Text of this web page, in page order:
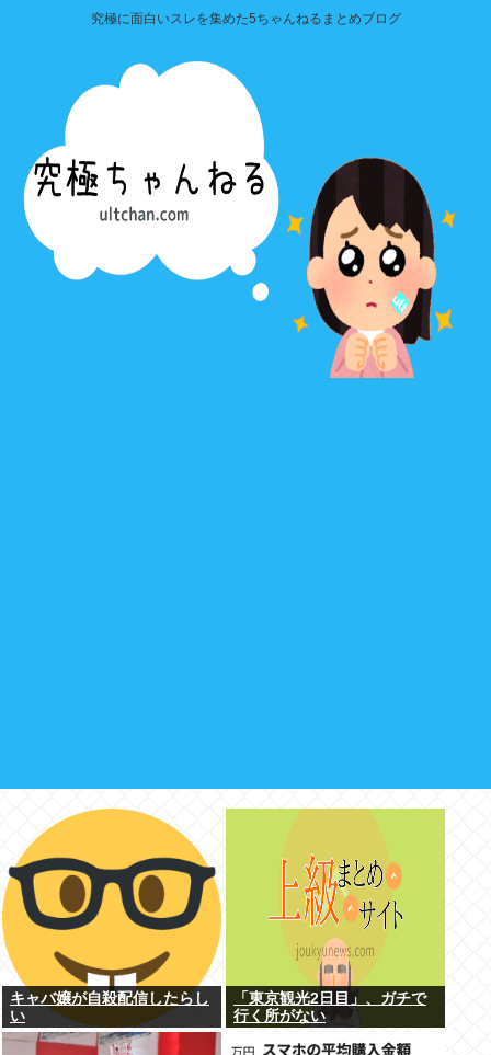
究極に面白いスレを集めた5ちゃんねるまとめブログ
キャバ嬢が自殺配信したらし
い
「東京観光2日目」、ガチで
行く所がない